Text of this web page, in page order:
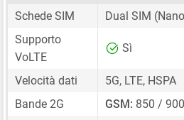
Schede SIM
Dual SIM
Supporto
VoLTE
Sì
Velocità dati
5G, LTE, HSPA
Bande 2G
GSM: 850 /